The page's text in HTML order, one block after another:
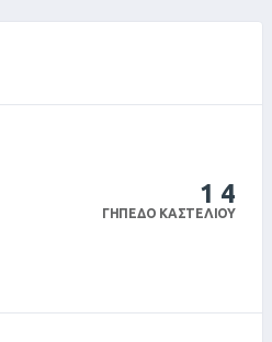
1 4
ΓΉΠΕΔΟ ΚΑΣΤΕΛΊΟΥ